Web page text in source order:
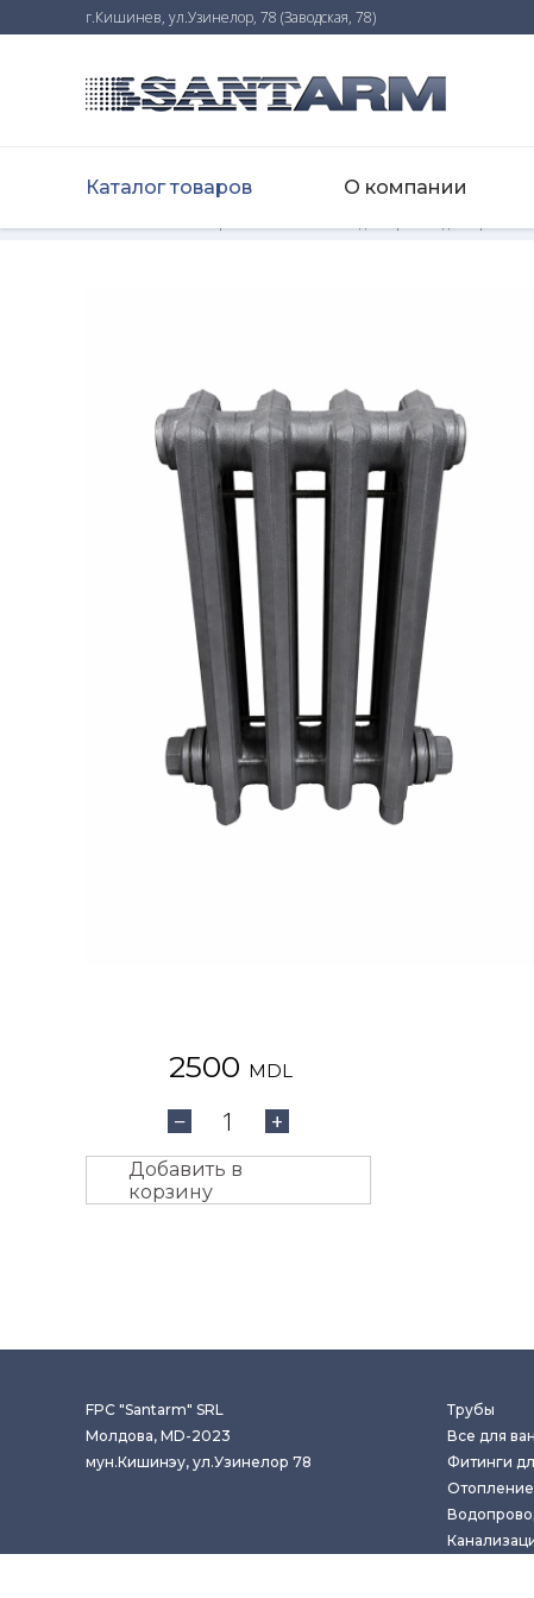
г.Кишинев, ул.Узинелор, 78 (Заводская, 78)
Каталог товаров О компании
2500 MDL
− 1 +
Добавить в
корзину
FPC "Santarm" SRL
Молдова, MD-2023
мун.Кишинэу, ул.Узинелор 78
Трубы
Все для
Фитинги
Отопление